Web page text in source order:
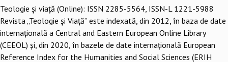
Teologie şi viaţă (Online): ISSN 2285-5564, ISSN-L 1221-5988
Revista „Teologie și Viață” este indexată, din 2012, în baza de date
internațională a Central and Eastern European Online Library
(CEEOL) și, din 2020, în bazele de date internațională European
Reference Index for the Humanities and Social Sciences (ERIH